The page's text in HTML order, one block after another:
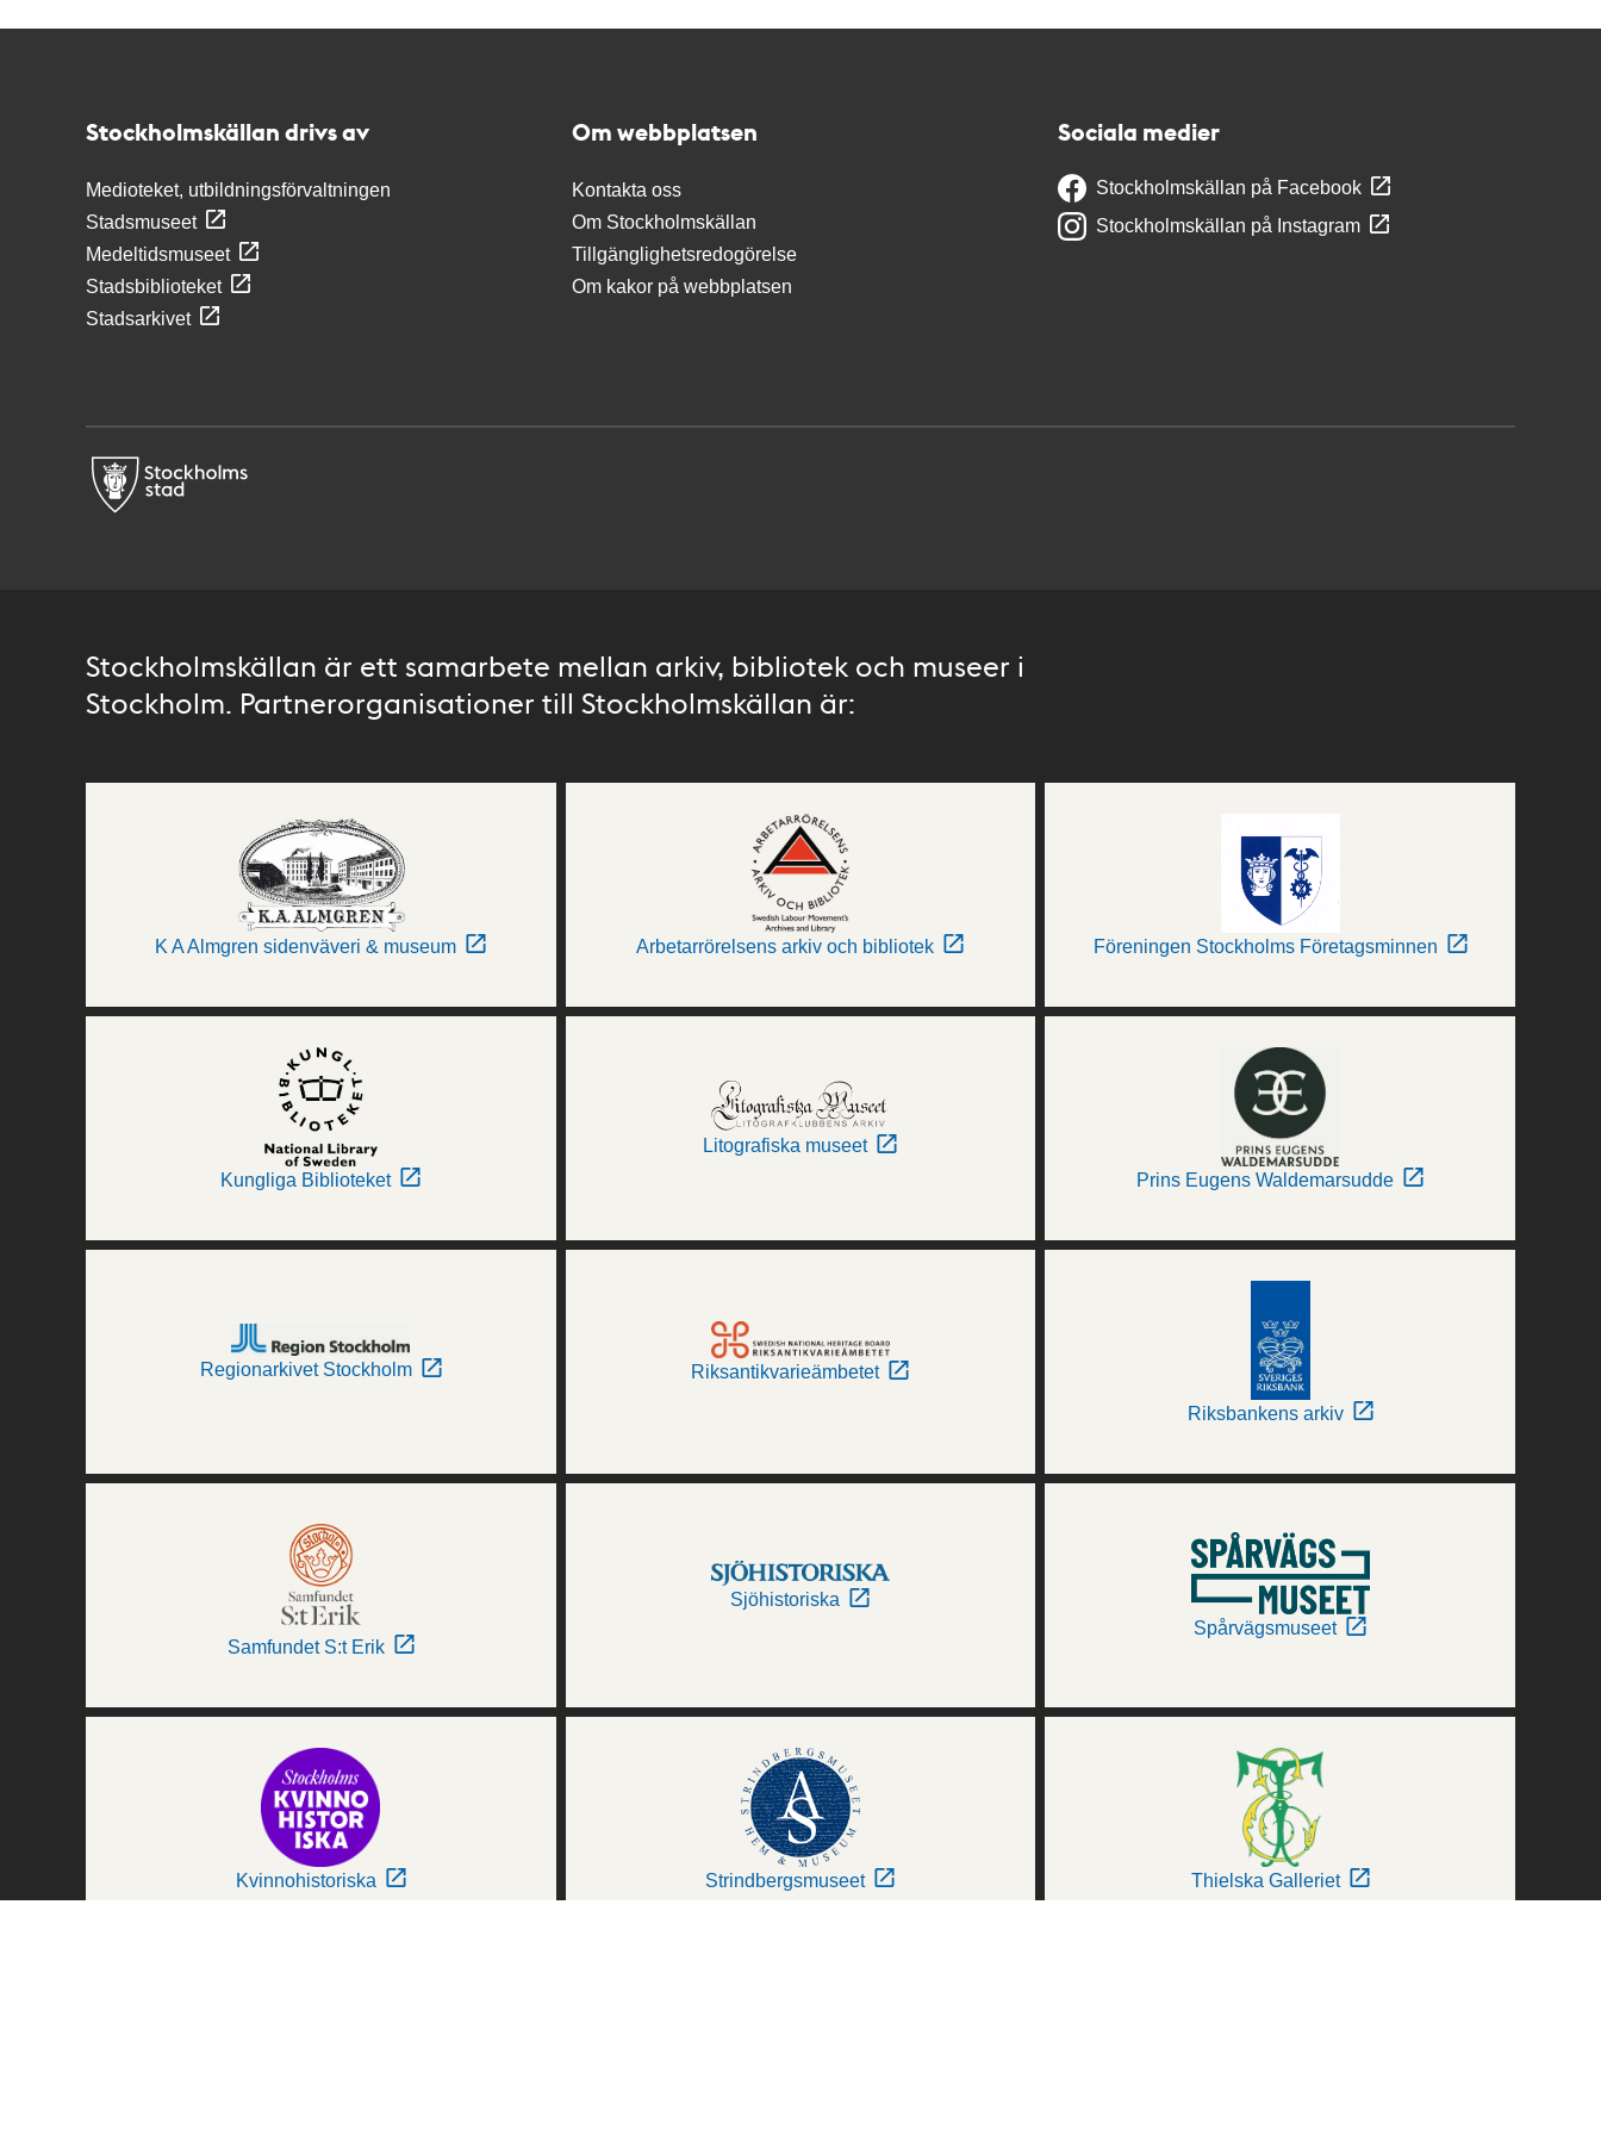
Stockholmskällan drivs av
Medioteket, utbildningsförvaltningen
Stadsmuseet
Medeltidsmuseet
Stadsbiblioteket
Stadsarkivet
Om webbplatsen
Kontakta oss
Om Stockholmskällan
Tillgänglighetsredogörelse
Om kakor på webbplatsen
Sociala medier
Stockholmskällan på Facebook
Stockholmskällan på Instagram
Stockholmskällan är ett samarbete mellan arkiv, bibliotek och museer i
Stockholm. Partnerorganisationer till Stockholmskällan är:
K A Almgren sidenväveri & museum Arbetarrörelsens arkiv och bibliotek Föreningen Stockholms Företagsminnen
Kungliga Biblioteket
Litografiska museet
Prins Eugens Waldemarsudde
Regionarkivet Stockholm Riksantikvarieämbetet
Riksbankens arkiv
Samfundet S:t Erik
Sjöhistoriska
Spårvägsmuseet
Kvinnohistoriska Strindbergsmuseet Thielska Galleriet